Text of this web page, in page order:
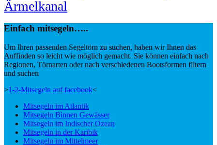
Ärmelkanal
Einfach mitsegeln…..
Um Ihren passenden Segeltörn zu suchen, haben wir Ihnen das
Auffinden so leicht wie möglich gemacht. Sie können einfach nach
Regionen, Törnarten oder nach verschiedenen Bootsformen filtern
und suchen
>1-2-Mitsegeln auf facebook<
Mitsegeln im Atlantik
Mitsegeln Binnen Gewässer
Mitsegeln im Indischer Ozean
Mitsegeln in der Karibik
Mitsegeln im Mittelmeer